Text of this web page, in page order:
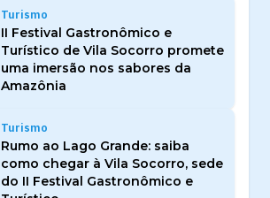
Turismo
II Festival Gastronômico e
Turístico de Vila Socorro promete
uma imersão nos sabores da
Amazônia
Turismo
Rumo ao Lago Grande: saiba
como chegar à Vila Socorro, sede
do II Festival Gastronômico e